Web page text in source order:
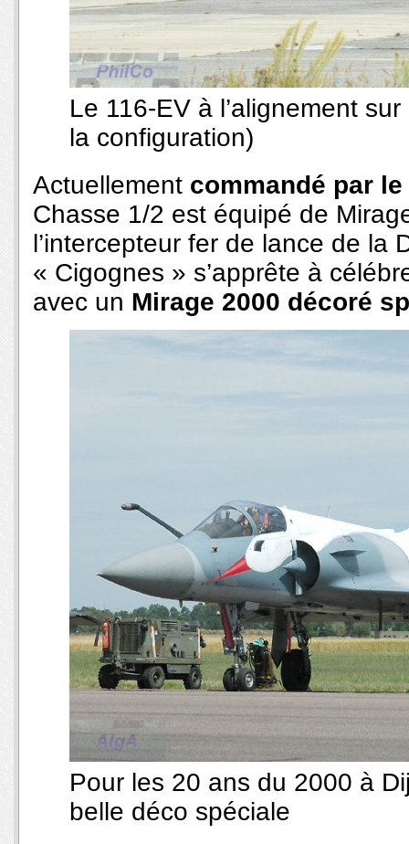
Le 116-EV à l’alignement
la configuration)
Actuellement commandé par
Chasse 1/2 est équipé de
l’intercepteur fer de lance de la
« Cigognes » s’apprête à
avec un Mirage 2000 décoré
Pour les 20 ans du 2000 à
belle déco spéciale